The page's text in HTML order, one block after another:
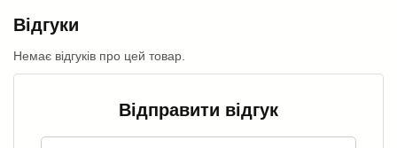
Відгуки
Немає відгуків про цей товар.
Відправити відгук